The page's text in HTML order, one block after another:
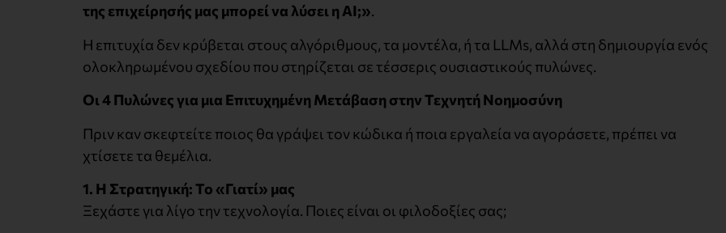
της επιχείρησής μας μπορεί να λύσει η AI;».
Η επιτυχία δεν κρύβεται στους αλγόριθμους, τα μοντέλα, ή τα LLMs, αλλά στη δημιουργία ενός
ολοκληρωμένου σχεδίου που στηρίζεται σε τέσσερις ουσιαστικούς πυλώνες.
Οι 4 Πυλώνες για μια Επιτυχημένη Μετάβαση στην Τεχνητή Νοημοσύνη
Πριν καν σκεφτείτε ποιος θα γράψει τον κώδικα ή ποια εργαλεία να αγοράσετε, πρέπει να
χτίσετε τα θεμέλια.
1. Η Στρατηγική: Το «Γιατί» μας
Ξεχάστε για λίγο την τεχνολογία. Ποιες είναι οι φιλοδοξίες σας;